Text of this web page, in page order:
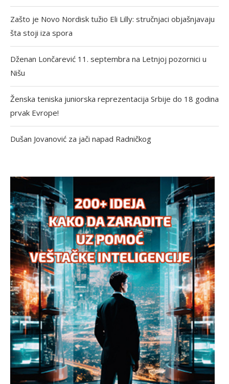
Zašto je Novo Nordisk tužio Eli Lilly: stručnjaci objašnjavaju
šta stoji iza spora
Dženan Lončarević 11. septembra na Letnjoj pozornici u
Nišu
Ženska teniska juniorska reprezentacija Srbije do 18 godina
prvak Evrope!
Dušan Jovanović za jači napad Radničkog